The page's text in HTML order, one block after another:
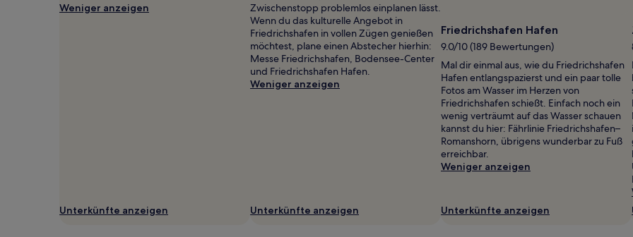
Es
Weniger anzeigen
Unterkünfte anzeigen
Zwischenstopp problemlos einplanen lässt.
Wenn du das kulturelle Angebot in
Friedrichshafen in vollen Zügen genießen
möchtest, plane einen Abstecher hierhin:
Messe Friedrichshafen, Bodensee-Center
und Friedrichshafen Hafen.
Weniger anzeigen
Unterkünfte anzeigen
Friedrichshafen Hafen
9.0/10 (189 Bewertungen)
Mal dir einmal aus, wie du Friedrichshafen
Hafen entlangspazierst und ein paar tolle
Fotos am Wasser im Herzen von
Friedrichshafen schießt. Einfach noch ein
wenig verträumt auf das Wasser schauen
kannst du hier: Fährlinie Friedrichshafen–
Romanshorn, übrigens wunderbar zu Fuß
erreichbar.
Weniger anzeigen
Unterkünfte anzeigen